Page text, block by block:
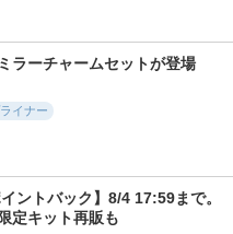
ラーチャームセットが登場
イナー
ントバック】8/4 17:59まで。
定キット再販も